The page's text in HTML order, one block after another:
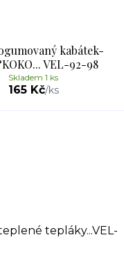
kabátek-
VEL-92-98
165 Kč/ks
Skladem 1 ks